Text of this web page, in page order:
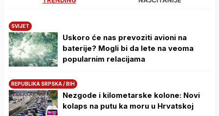
SVIJET
Uskoro će nas prevoziti avioni na
baterije? Mogli bi da lete na veoma
popularnim relacijama
REPUBLIKA SRPSKA / BIH
Nezgode i kilometarske kolone: Novi
kolaps na putu ka moru u Hrvatskoj